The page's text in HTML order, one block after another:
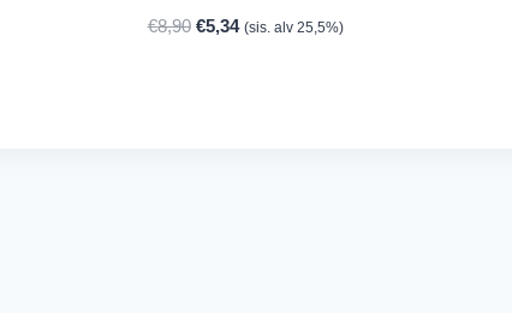
€8,90 Alkuperäinen
€5,34Nykyinen
(sis. alv 25,5%)